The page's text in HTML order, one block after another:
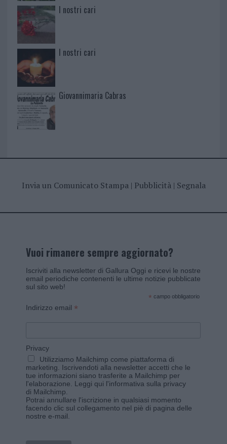
I nostri cari
I nostri cari
Giovannimaria Cabras
Invia un Comunicato Stampa| Pubblicità| Segnala
Vuoi rimanere sempre aggiornato?
Iscriviti alla newsletter di Gallura Oggi e ricevi le nostre
email periodiche contenenti le ultime notizie pubblicate
sul sito web!
* campo obbligatorio
Indirizzo email *
Privacy
Utilizziamo Mailchimp come piattaforma di
marketing. Iscrivendoti alla newsletter accetti che le
tue informazioni siano trasferite a Mailchimp per
l'elaborazione. Leggi qui l'informativa sulla privacy
di Mailchimp
Potrai annullare l'iscrizione in qualsiasi momento
facendo clic sul collegamento nel piè di pagina delle
nostre e-mail.